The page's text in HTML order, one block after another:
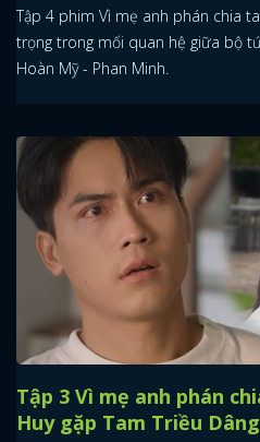
Tập 4 phim Vì mẹ anh phán chia
trọng trong mối quan hệ giữa bộ
Hoàn Mỹ - Phan Minh.
Tập 3 Vì mẹ anh phán
Huy gặp Tam Triều Dâng